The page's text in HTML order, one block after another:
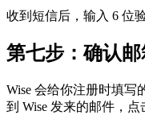
收到短信后，输入 6 位
第七步：确认邮
Wise 会给你注册时填写
到 Wise 发来的邮件，点